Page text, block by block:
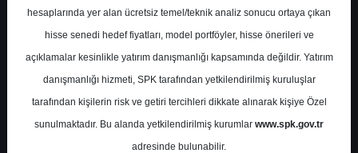
SISE- TÜRKİYE ŞİŞE VE CAM
FABRİKALARI A.Ş.
Hedef Fiyat 60.00 ₺
Getiri
%0.00
hesaplarında yer alan ücretsiz temel/teknik analiz sonucu ortaya çıkan
hisse senedi hedef fiyatları, model portföyler, hisse önerileri ve
açıklamalar kesinlikle yatırım danışmanlığı kapsamında değildir. Yatırım
danışmanlığı hizmeti, SPK tarafından yetkilendirilmiş kuruluşlar
tarafından kişilerin risk ve getiri tercihleri dikkate alınarak kişiye Özel
sunulmaktadır. Bu alanda yetkilendirilmiş kurumlar www.spk.gov.tr
adresinde bulunabilir.